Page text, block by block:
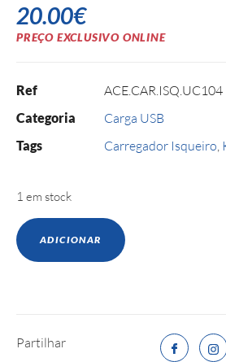
20.00€
PREÇO EXCLUSIVO ONLINE
Ref ACE.CAR.ISQ.UC104
Categoria Carga USB
Tags Carregador Isqueiro,
1 em stock
ADICIONAR
Partilhar